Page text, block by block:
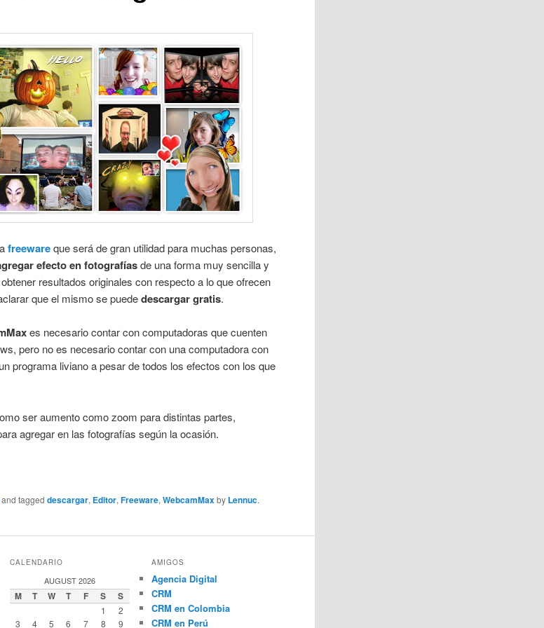
freewareque será de gran utilidad para muchas personas,
efecto en fotografíasde una forma muy sencilla y
resultados originales con respecto a lo que ofrecen
que el mismo se puededescargar gratis.
es necesario contar con computadoras que cuenten
pero no es necesario contar con una computadora con
programa liviano a pesar de todos los efectos con los que
ser aumento como zoom para distintas partes,
agregar en las fotografías según la ocasión.
and taggeddescargar, Editor,Freeware,WebcamMaxby Lennuc.
CALENDARIO
AUGUST 2026
M T W T F S S
1
2
3
4 5 6 7 8 9
AMIGOS
Agencia Digital
CRM
CRM en Colombia
CRM en Perú